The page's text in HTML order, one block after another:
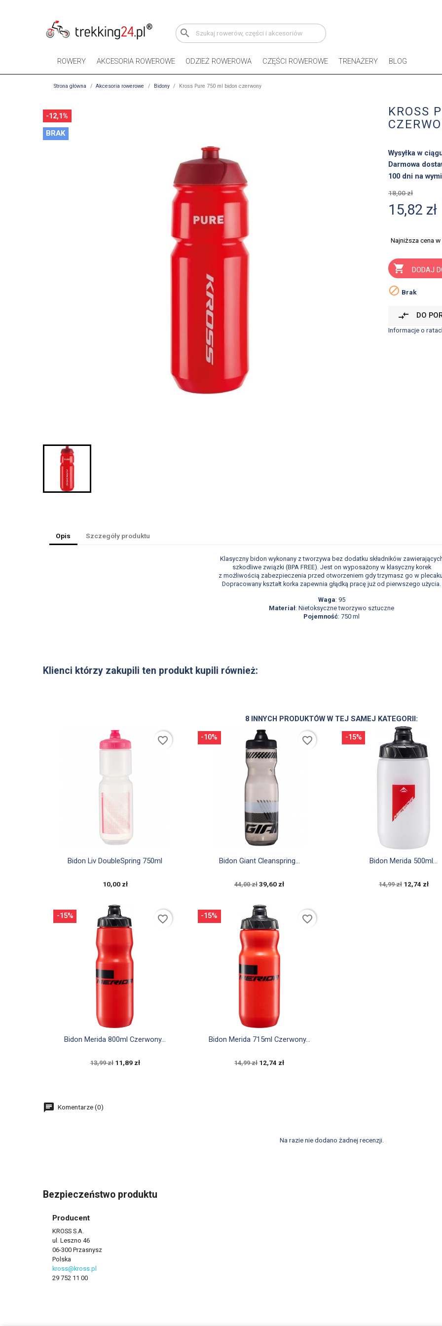
search
ROWERY AKCESORIA ROWEROWE ODZIEŻ ROWEROWA CZĘŚCI ROWEROWE TRENAŻERY BLOG
Strona główna Akcesoria rowerowe Bidony Kross Pure 750 ml bidon czerwony
-12,1%
BRAK
KROSS
Wysyłka w
Darmowa
100 dni na
18,00 zł
15,82 zł
Najniższa cena
 DODAJ
 Brak
compare_arrows DO
Informacje o
Opis Szczegóły produktu
Klasyczny bidon wykonany z tworzywa bez dodatku składników
szkodliwe związki (BPA FREE). Jest on wyposażony w klasyczny korek
z możliwością zabezpieczenia przed otworzeniem gdy trzymasz go w plecaku.
Dopracowany kształt korka zapewnia głądką pracę już od pierwszego użycia.
Waga: 95
Materiał: Nietoksyczne tworzywo sztuczne
Pojemność: 750 ml
Klienci którzy zakupili ten produkt kupili również:
8 INNYCH PRODUKTÓW W TEJ SAMEJ KATEGORII:
Szybki podgląd
Bidon Liv DoubleSpring 750ml
10,00 zł
favorite_border
Szybki podgląd
Bidon Giant Cleanspring...
44,00 zł 39,60 zł
-10% favorite_border
Szybki podgląd
Bidon Merida 500ml...
14,99 zł 12,74 zł
-15%
Szybki podgląd
Bidon Merida 800ml Czerwony...
13,99 zł 11,89 zł
-15% favorite_border
Szybki podgląd
Bidon Merida 715ml Czerwony...
14,99 zł 12,74 zł
-15% favorite_border
Komentarze (0)
Na razie nie dodano żadnej recenzji.
Bezpieczeństwo produktu
Producent
KROSS S.A.
ul. Leszno 46
06-300 Przasnysz
Polska
kross@kross.pl
29 752 11 00